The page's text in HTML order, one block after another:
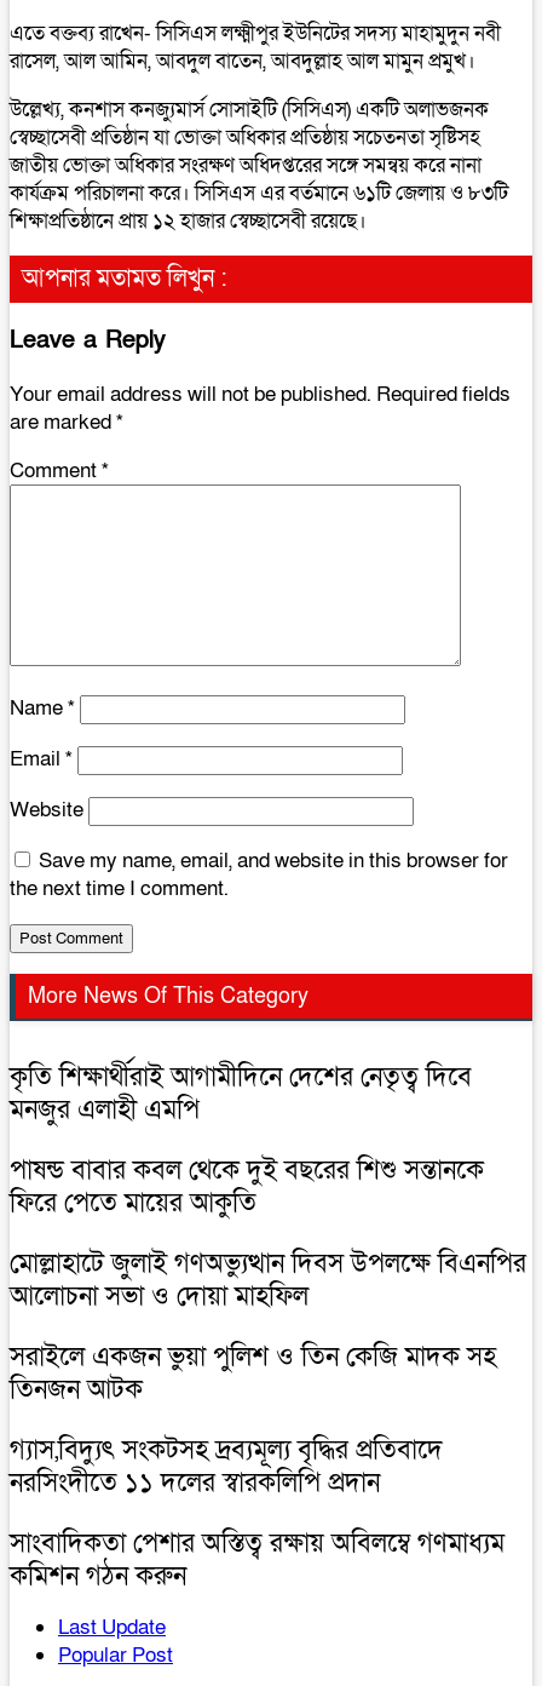
এতে বক্তব্য রাখেন- সিসিএস লক্ষ্মীপুর ইউনিটের সদস্য মাহামুদুন নবী
রাসেল, আল আমিন, আবদুল বাতেন, আবদুল্লাহ আল মামুন প্রমুখ।
উল্লেখ্য, কনশাস কনজ্যুমার্স সোসাইটি (সিসিএস) একটি অলাভজনক
স্বেচ্ছাসেবী প্রতিষ্ঠান যা ভোক্তা অধিকার প্রতিষ্ঠায় সচেতনতা সৃষ্টিসহ
জাতীয় ভোক্তা অধিকার সংরক্ষণ অধিদপ্তরের সঙ্গে সমন্বয় করে নানা
কার্যক্রম পরিচালনা করে। সিসিএস এর বর্তমানে ৬১টি জেলায় ও ৮৩টি
শিক্ষাপ্রতিষ্ঠানে প্রায় ১২ হাজার স্বেচ্ছাসেবী রয়েছে।
আপনার মতামত লিখুন :
Leave a Reply
Your email address will not be published. Required fields
are marked*
Comment*
Name*
Email *
Website
Save my name, email, and website in this browser for
the next time I comment.
More News Of This Category
কৃতি শিক্ষার্থীরাই আগামীদিনে দেশের নেতৃত্ব দিবে
মনজুর এলাহী এমপি
পাষন্ড বাবার কবল থেকে দুই বছরের শিশু সন্তানকে
ফিরে পেতে মায়ের আকুতি
মোল্লাহাটে জুলাই গণঅভ্যুত্থান দিবস উপলক্ষে বিএনপির
আলোচনা সভা ও দোয়া মাহফিল
সরাইলে একজন ভুয়া পুলিশ ও তিন কেজি মাদক সহ
তিনজন আটক
গ্যাস,বিদ্যুৎ সংকটসহ দ্রব্যমূল্য বৃদ্ধির প্রতিবাদে
নরসিংদীতে ১১ দলের স্বারকলিপি প্রদান
সাংবাদিকতা পেশার অস্তিত্ব রক্ষায় অবিলম্বে গণমাধ্যম
কমিশন গঠন করুন
Last Update
Popular Post